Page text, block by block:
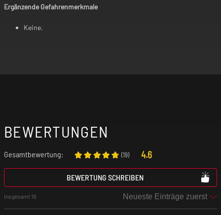
Ergänzende Gefahrenmerkmale
Keine.
BEWERTUNGEN
Gesamtbewertung: (19) 4.6
BEWERTUNG SCHREIBEN
Insgesamt 19